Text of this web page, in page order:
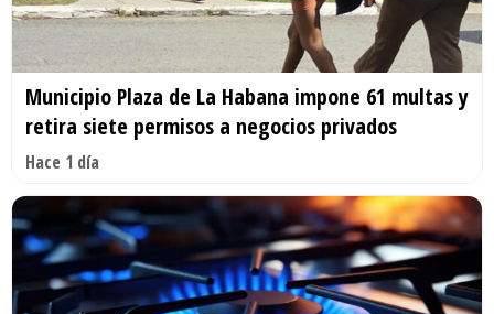
Municipio Plaza de La Habana impone 61 multas y
retira siete permisos a negocios privados
Hace 1 día